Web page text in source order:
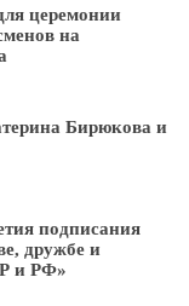
церемонии
на
Бирюкова и
подписания
дружбе и
и РФ»